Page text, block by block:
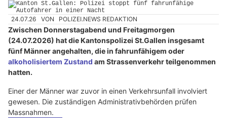
24.07.26 VON POLIZEI.NEWS REDAKTION
Zwischen Donnerstagabend und Freitagmorgen
(24.07.2026) hat die Kantonspolizei St.Gallen insgesamt
fünf Männer angehalten, die in fahrunfähigem oder
alkoholisiertem Zustand am Strassenverkehr teilgenommen
hatten.
Einer der Männer war zuvor in einen Verkehrsunfall involviert
gewesen. Die zuständigen Administrativbehörden prüfen
Massnahmen.